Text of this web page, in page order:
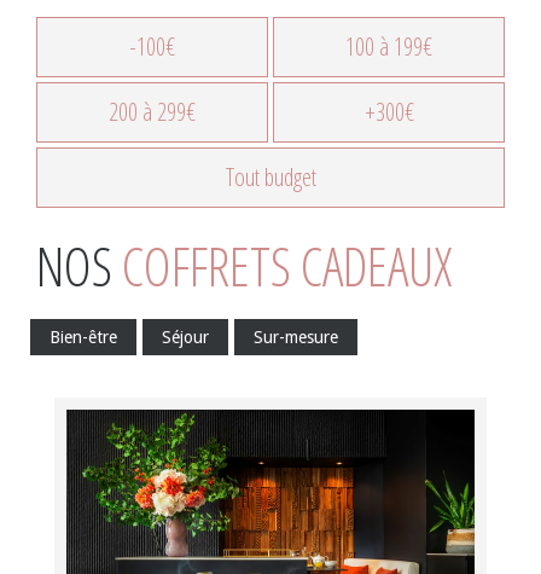
-100€
100 à 199€
200 à 299€
+300€
Tout budget
NOS COFFRETS CADEAUX
Bien-être Séjour Sur-mesure